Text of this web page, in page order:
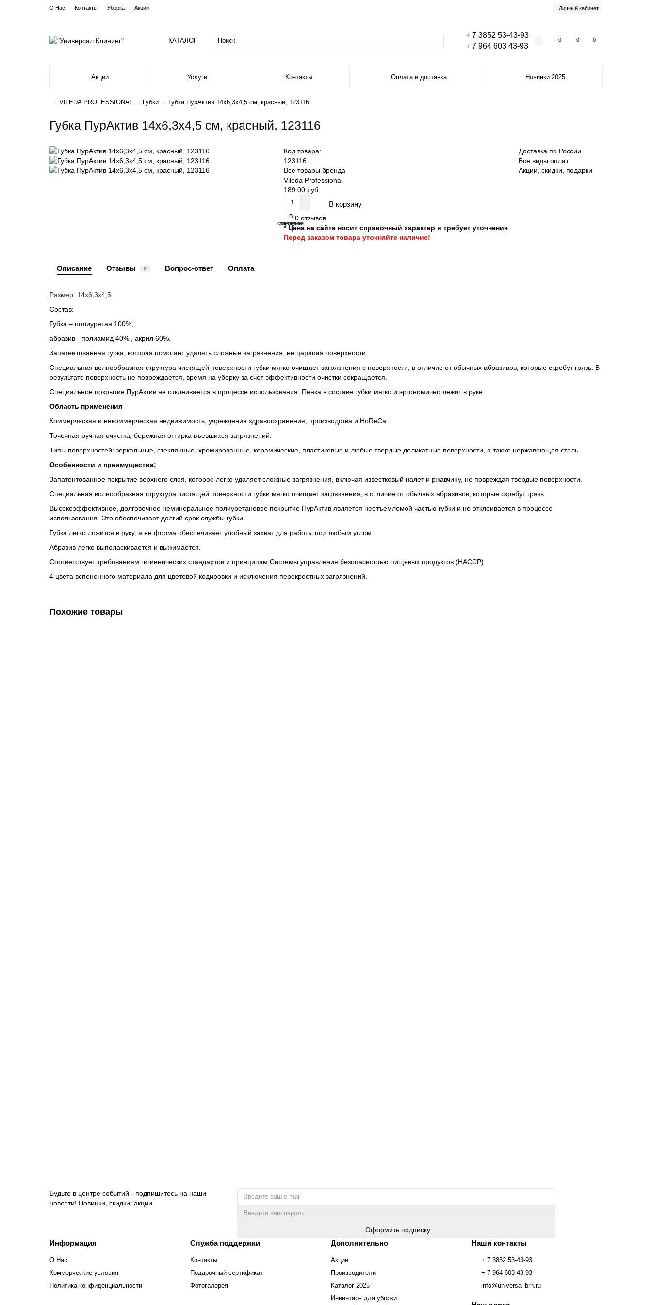
О Нас Контакты Уборка Акции Личный кабинет
КАТАЛОГ
+ 7 3852 53-43-93
+ 7 964 603 43-93
0 0 0
Акции Услуги Контакты Оплата и доставка Новинки 2025
VILEDA PROFESSIONAL Губки Губка ПурАктив 14х6,3х4,5 см, красный, 123116
Губка ПурАктив 14х6,3х4,5 см, красный, 123116
Код товара:
123116
Все товары бренда
Vileda Professional
189.00 руб.
В корзину
В
закладки
В
сравнение
0 отзывов
* Цена на сайте носит справочный характер и требует уточнения
Перед заказом товара уточняйте наличие!
Доставка по России
Все виды оплат
Акции, скидки, подарки
Описание Отзывы 0 Вопрос-ответ Оплата
Размер: 14х6,3х4,5
Состав:
Губка – полиуретан 100%;
абразив - полиамид 40% , акрил 60%.
Запатентованная губка, которая помогает удалять сложные загрязнения, не царапая поверхности.
Специальная волнообразная структура чистящей поверхности губки мягко очищает загрязнения с поверхности, в отличие от обычных абразивов, которые скребут грязь. В
результате поверхность не повреждается, время на уборку за счет эффективности очистки сокращается.
Специальное покрытие ПурАктив не отклеивается в процессе использования. Пенка в составе губки мягко и эргономично лежит в руке.
Область применения
Коммерческая и некоммерческая недвижимость, учреждения здравоохранения, производства и HoReCa.
Точечная ручная очистка, бережная оттирка въевшихся загрязнений.
Типы поверхностей: зеркальные, стеклянные, хромированные, керамические, пластиковые и любые твердые деликатные поверхности, а также нержавеющая сталь.
Особенности и преимущества:
Запатентованное покрытие верхнего слоя, которое легко удаляет сложные загрязнения, включая известковый налет и ржавчину, не повреждая твердые поверхности.
Специальная волнообразная структура чистящей поверхности губки мягко очищает загрязнения, в отличие от обычных абразивов, которые скребут грязь.
Высокоэффективное, долговечное неминеральное полиуретановое покрытие ПурАктив является неотъемлемой частью губки и не отклеивается в процессе
использования. Это обеспечивает долгий срок службы губки.
Губка легко ложится в руку, а ее форма обеспечивает удобный захват для работы под любым углом.
Абразив легко выполаскивается и выжимается.
Соответствует требованиям гигиенических стандартов и принципам Системы управления безопасностью пищевых продуктов (HACCP).
4 цвета вспененного материала для цветовой кодировки и исключения перекрестных загрязнений.
Похожие товары
Будьте в центре событий - подпишитесь на наши
новости! Новинки, скидки, акции.
Оформить подписку
Информация
О Нас
Коммерческие условия
Политика конфиденциальности
Служба поддержки
Контакты
Подарочный сертификат
Фотогалерея
Дополнительно
Акции
Производители
Каталог 2025
Инвентарь для уборки
Наши контакты
+ 7 3852 53-43-93
+ 7 964 603 43-93
info@universal-brn.ru